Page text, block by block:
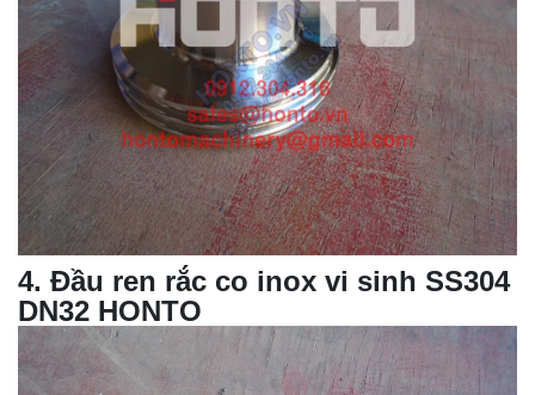
4. Đầu ren rắc co inox vi sinh SS304
DN32 HONTO